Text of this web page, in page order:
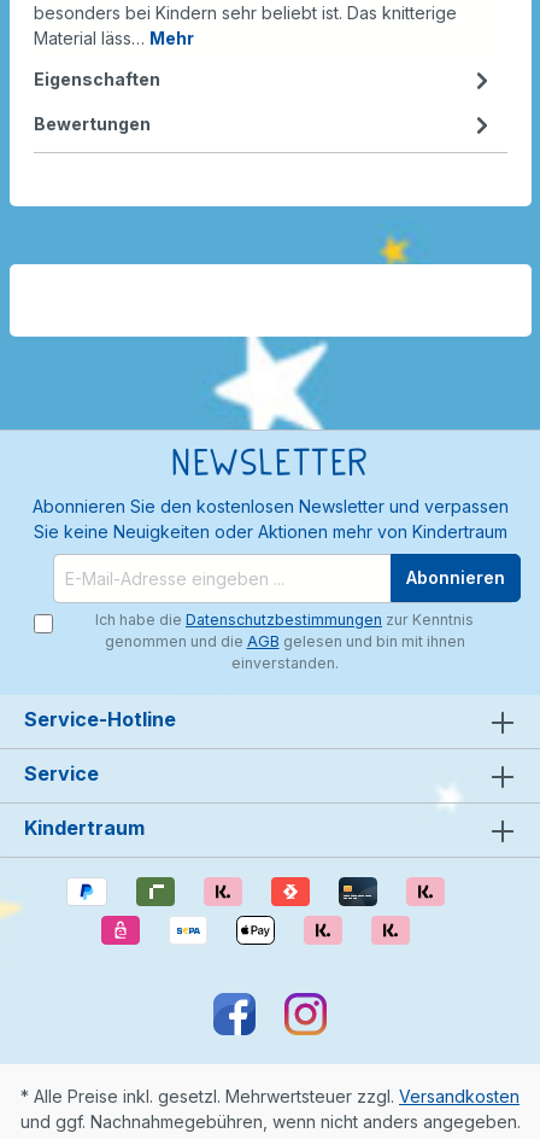
besonders bei Kindern sehr beliebt ist. Das knitterige
Material läss… Mehr
Eigenschaften
Bewertungen
Newsletter
Abonnieren Sie den kostenlosen Newsletter und verpassen
Sie keine Neuigkeiten oder Aktionen mehr von Kindertraum
Abonnieren
Ich habe die Datenschutzbestimmungen zur Kenntnis
genommen und die AGB gelesen und bin mit ihnen
einverstanden.
Service-Hotline
Service
Kindertraum
* Alle Preise inkl. gesetzl. Mehrwertsteuer zzgl. Versandkosten
und ggf. Nachnahmegebühren, wenn nicht anders angegeben.